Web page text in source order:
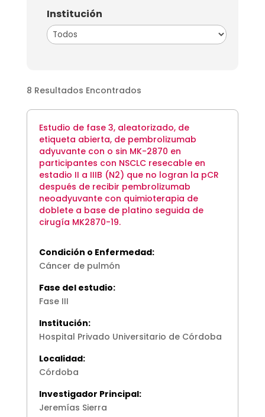
Institución
Todos
8 Resultados Encontrados
Estudio de fase 3, aleatorizado, de
etiqueta abierta, de pembrolizumab
adyuvante con o sin MK-2870 en
participantes con NSCLC resecable en
estadio II a IIIB (N2) que no logran la pCR
después de recibir pembrolizumab
neoadyuvante con quimioterapia de
doblete a base de platino seguida de
cirugía MK2870-19.
Condición o Enfermedad:
Cáncer de pulmón
Fase del estudio:
Fase III
Institución:
Hospital Privado Universitario de Córdoba
Localidad:
Córdoba
Investigador Principal:
Jeremías Sierra